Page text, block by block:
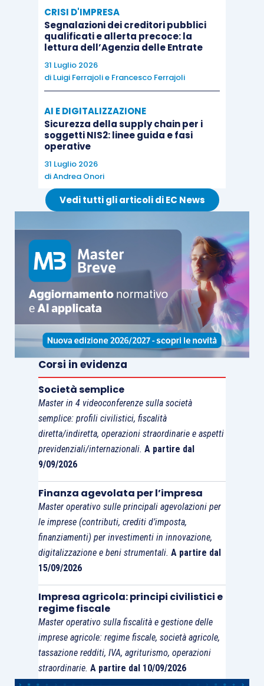
CRISI D'IMPRESA
Segnalazioni dei creditori pubblici
qualificati e allerta precoce: la
lettura dell’Agenzia delle Entrate
31 Luglio 2026
di Luigi Ferrajolie Francesco Ferrajoli
AI E DIGITALIZZAZIONE
Sicurezza della supply chain per i
soggetti NIS2: linee guida e fasi
operative
31 Luglio 2026
diAndrea Onori
Vedi tutti gli articoli di EC News
Corsi in evidenza
Società semplice
Master in 4 videoconferenze sulla società
semplice: profili civilistici, fiscalità
diretta/indiretta, operazioni straordinarie e aspetti
previdenziali/internazionali. A partire dal
9/09/2026
Finanza agevolata per l’impresa
Master operativo sulle principali agevolazioni per
le imprese (contributi, crediti d’imposta,
finanziamenti) per investimenti in innovazione,
digitalizzazione e beni strumentali. A partire dal
15/09/2026
Impresa agricola: principi civilistici e
regime fiscale
Master operativo sulla fiscalità e gestione delle
imprese agricole: regime fiscale, società agricole,
tassazione redditi, IVA, agriturismo, operazioni
straordinarie. A partire dal 10/09/2026